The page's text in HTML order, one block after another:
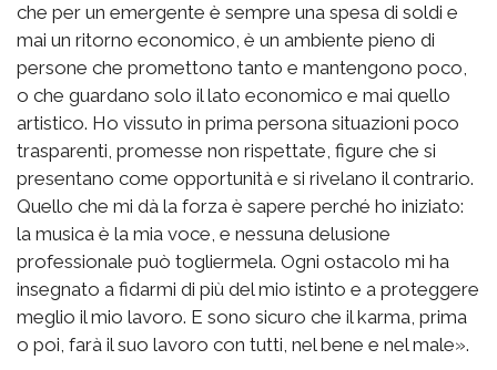
che per un emergente è sempre una spesa di soldi e
mai un ritorno economico, è un ambiente pieno di
persone che promettono tanto e mantengono poco,
o che guardano solo il lato economico e mai quello
artistico. Ho vissuto in prima persona situazioni poco
trasparenti, promesse non rispettate, figure che si
presentano come opportunità e si rivelano il contrario.
Quello che mi dà la forza è sapere perché ho iniziato:
la musica è la mia voce, e nessuna delusione
professionale può togliermela. Ogni ostacolo mi ha
insegnato a fidarmi di più del mio istinto e a proteggere
meglio il mio lavoro. E sono sicuro che il karma, prima
o poi, farà il suo lavoro con tutti, nel bene e nel male».